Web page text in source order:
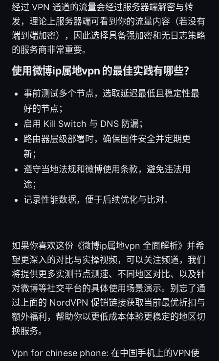
经过 VPN 通道的流量会经过服务器端解密与转
发，理论上服务器端可看到你的流量内容（若没有
端到端加密），因此选择具备强加密和无日志策略
的服务商非常重要。
使用微博ip属地vpn 的最佳实践有哪些？
事前测试多个节点，选取延迟最低且稳定性最
好的节点；
启用 Kill Switch 与 DNS 防漏；
路由器层级部署时，确保固件安全并定期更
新；
遵守当地法规和微博使用条款，避免违法用
途；
记录性能数据，便于后续优化与比对。
如果你喜欢这份《微博ip属地vpn 全面解析》并希
望更深入的对比与实操视频，可以关注频道，我们
将提供更多实测节点测速、不同地区对比、以及针
对微博等社交平台的具体使用场景演示。别忘了通
过上面的 NordVPN 促销链接获取当前最优折扣与
额外福利，帮助你以更低成本体验更稳定的地区切
换服务。
Vpn for chinese phone: 在中国手机上的VPN使